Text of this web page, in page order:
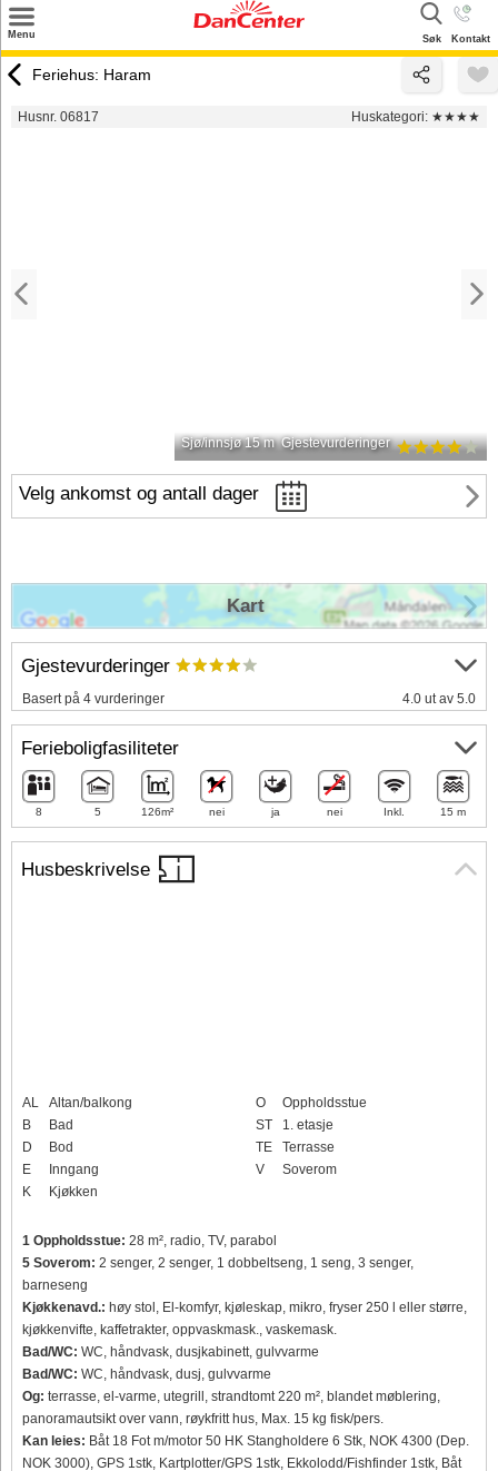
Menu Kontakt
Søk
Tilbud
Feriehus: Haram
Husnr. 06817 Huskategori: ★★★★
Sjø/innsjø 15 m Gjestevurderinger
Velg ankomst og antall dager
Husbeskrivelse
AL
Altan/balkong
B
Bad
D
Bod
E
Inngang
K
Kjøkken
O
Oppholdsstue
ST
1. etasje
TE
Terrasse
V
Soverom
1 Oppholdsstue: 28 m², radio, TV, parabol
5 Soverom: 2 senger, 2 senger, 1 dobbeltseng, 1 seng, 3 senger,
barneseng
Kjøkkenavd.: høy stol, El-komfyr, kjøleskap, mikro, fryser 250 l eller større,
kjøkkenvifte, kaffetrakter, oppvaskmask., vaskemask.
Bad/WC: WC, håndvask, dusjkabinett, gulvvarme
Bad/WC: WC, håndvask, dusj, gulvvarme
Og: terrasse, el-varme, utegrill, strandtomt 220 m², blandet møblering,
panoramautsikt over vann, røykfritt hus, Max. 15 kg fisk/pers.
Kan leies: Båt 18 Fot m/motor 50 HK Stangholdere 6 Stk, NOK 4300 (Dep.
NOK 3000), GPS 1stk, Kartplotter/GPS 1stk, Ekkolodd/Fishfinder 1stk, Båt
Gjestevurderinger
Basert på 4 vurderinger 4.0 ut av 5.0
Ferieboligfasiliteter
8 5 126m² nei ja nei Inkl. 15 m
Kart